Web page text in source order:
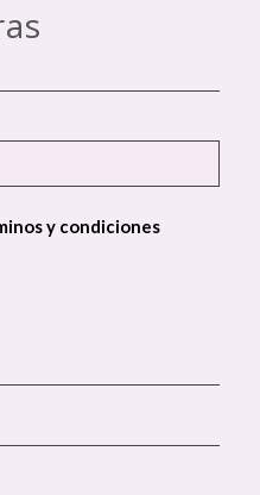
y condiciones